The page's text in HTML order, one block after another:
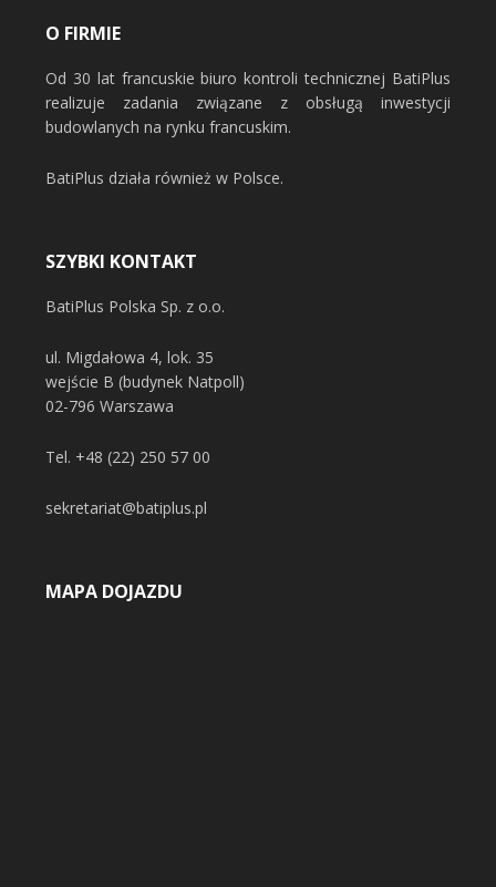
O FIRMIE
Od 30 lat francuskie biuro kontroli technicznej BatiPlus
realizuje zadania związane z obsługą inwestycji
budowlanych na rynku francuskim.
BatiPlus działa również w Polsce.
SZYBKI KONTAKT
BatiPlus Polska Sp. z o.o.
ul. Migdałowa 4, lok. 35
wejście B (budynek Natpoll)
02-796 Warszawa
Tel. +48 (22) 250 57 00
sekretariat@batiplus.pl
MAPA DOJAZDU